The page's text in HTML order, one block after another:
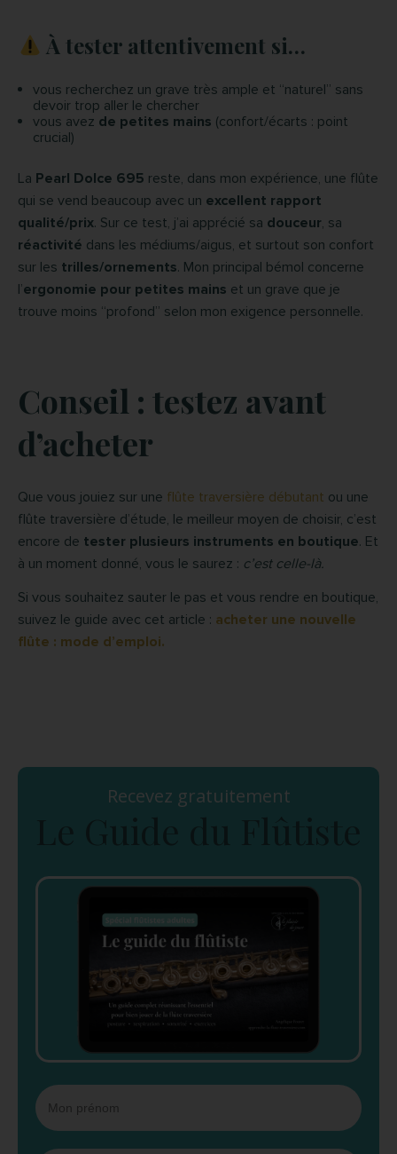
À tester attentivement si…
vous recherchez un grave très ample et “naturel” sans
devoir trop aller le chercher
vous avez de petites mains (confort/écarts : point
crucial)
La Pearl Dolce 695 reste, dans mon expérience, une flûte
qui se vend beaucoup avec un excellent rapport
qualité/prix. Sur ce test, j’ai apprécié sa douceur, sa
réactivité dans les médiums/aigus, et surtout son confort
sur les trilles/ornements. Mon principal bémol concerne
l’ergonomie pour petites mains et un grave que je
trouve moins “profond” selon mon exigence personnelle.
Conseil : testez avant
d’acheter
Que vous jouiez sur une flûte traversière débutant ou une
flûte traversière d’étude, le meilleur moyen de choisir, c’est
encore de tester plusieurs instruments en boutique. Et
à un moment donné, vous le saurez : c’est celle-là.
Si vous souhaitez sauter le pas et vous rendre en boutique,
suivez le guide avec cet article : acheter une nouvelle
flûte : mode d’emploi.
Recevez gratuitement